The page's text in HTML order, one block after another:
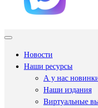
Новости
Наши ресурсы
А у нас
Наши издания
Виртуальные